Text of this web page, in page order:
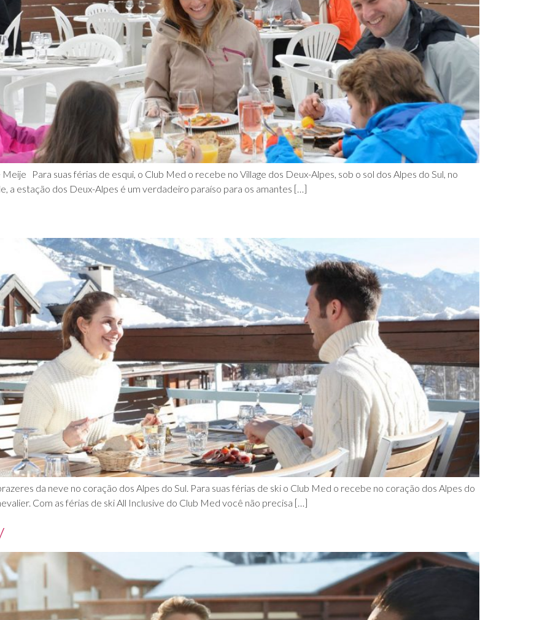
Para suas férias de esqui, o Club Med o recebe no Village dos Deux-Alpes, sob o sol dos Alpes do Sul, no
a estação dos Deux-Alpes é um verdadeiro paraíso para os amantes […]
da neve no coração dos Alpes do Sul. Para suas férias de ski o Club Med o recebe no coração dos Alpes do
Com as férias de ski All Inclusive do Club Med você não precisa […]